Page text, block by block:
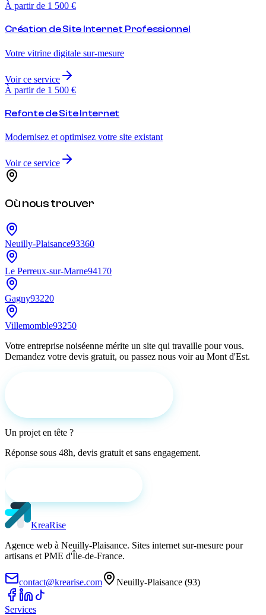
À partir de 1 500 €
Création de Site Internet Professionnel
Votre vitrine digitale sur-mesure
Voir ce service
À partir de 1 500 €
Refonte de Site Internet
Modernisez et optimisez votre site existant
Voir ce service
Où nous trouver
Neuilly-Plaisance93360
Le Perreux-sur-Marne94170
Gagny93220
Villemomble93250
Votre entreprise noiséenne mérite un site qui travaille pour vous.
Demandez votre devis gratuit, ou passez nous voir au Mont d'Est.
Un projet en tête ?
Réponse sous 48h, devis gratuit et sans engagement.
KreaRise
Agence web à Neuilly-Plaisance. Sites internet sur-mesure pour
artisans et PME d'Île-de-France.
contact@krearise.com Neuilly-Plaisance (93)
Services